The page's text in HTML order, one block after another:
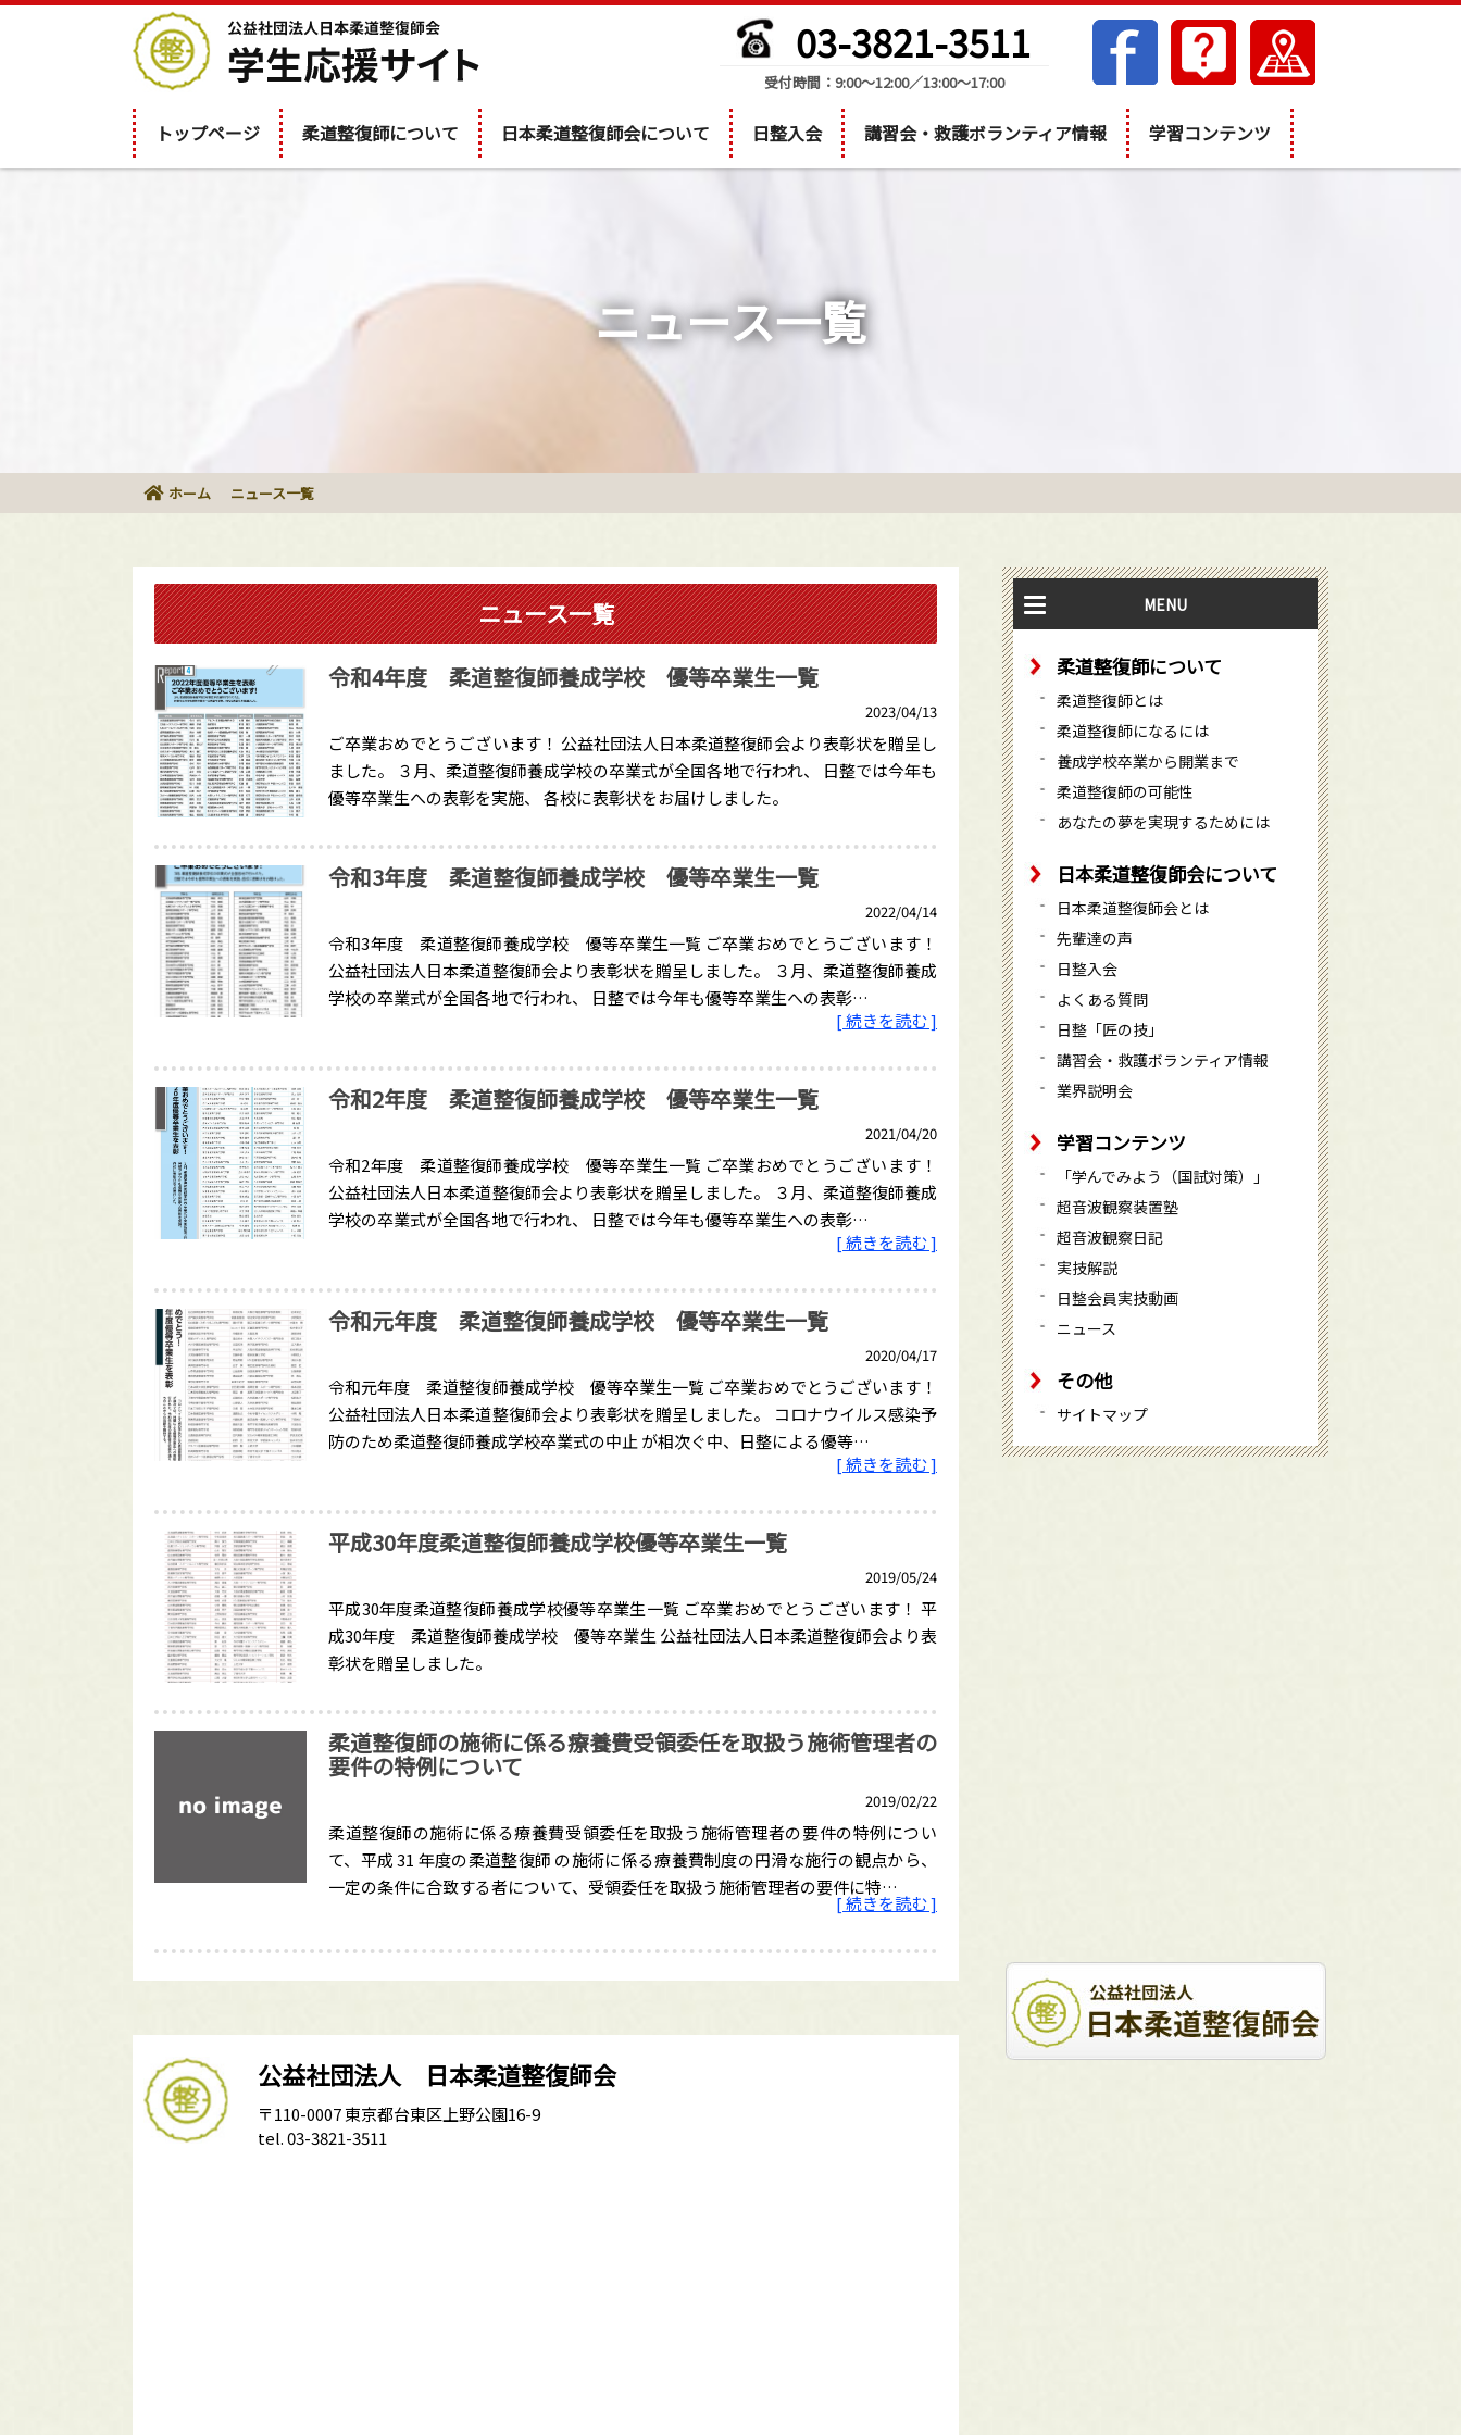
03-3821-3511
受付時間：9:00～12:00／13:00～17:00
トップページ 柔道整復師について 日本柔道整復師会について 日整入会 講習会・救護ボランティア情報 学習コンテンツ
ニュース一覧
ホーム ニュース一覧
ニュース一覧
令和4年度 柔道整復師養成学校 優等卒業生一覧
2023/04/13
ご卒業おめでとうございます！ 公益社団法人日本柔道整復師会より表彰状を贈呈し
ました。 ３月、柔道整復師養成学校の卒業式が全国各地で行われ、 日整では今年も
優等卒業生への表彰を実施、 各校に表彰状をお届けしました。
令和3年度 柔道整復師養成学校 優等卒業生一覧
2022/04/14
令和3年度 柔道整復師養成学校 優等卒業生一覧 ご卒業おめでとうございます！
公益社団法人日本柔道整復師会より表彰状を贈呈しました。 ３月、柔道整復師養成
学校の卒業式が全国各地で行われ、 日整では今年も優等卒業生への表彰…
[ 続きを読む ]
令和2年度 柔道整復師養成学校 優等卒業生一覧
2021/04/20
令和2年度 柔道整復師養成学校 優等卒業生一覧 ご卒業おめでとうございます！
公益社団法人日本柔道整復師会より表彰状を贈呈しました。 ３月、柔道整復師養成
学校の卒業式が全国各地で行われ、 日整では今年も優等卒業生への表彰…
[ 続きを読む ]
令和元年度 柔道整復師養成学校 優等卒業生一覧
2020/04/17
令和元年度 柔道整復師養成学校 優等卒業生一覧 ご卒業おめでとうございます！
公益社団法人日本柔道整復師会より表彰状を贈呈しました。 コロナウイルス感染予
防のため柔道整復師養成学校卒業式の中止 が相次ぐ中、日整による優等…
[ 続きを読む ]
平成30年度柔道整復師養成学校優等卒業生一覧
2019/05/24
平成30年度柔道整復師養成学校優等卒業生一覧 ご卒業おめでとうございます！ 平
成30年度 柔道整復師養成学校 優等卒業生 公益社団法人日本柔道整復師会より表
彰状を贈呈しました。
柔道整復師の施術に係る療養費受領委任を取扱う施術管理者の
要件の特例について
2019/02/22
柔道整復師の施術に係る療養費受領委任を取扱う施術管理者の要件の特例につい
て、平成 31 年度の柔道整復師 の施術に係る療養費制度の円滑な施行の観点から、
一定の条件に合致する者について、受領委任を取扱う施術管理者の要件に特…
[ 続きを読む ]
公益社団法人 日本柔道整復師会
〒110-0007 東京都台東区上野公園16-9
tel. 03-3821-3511
MENU
柔道整復師について
柔道整復師とは
柔道整復師になるには
養成学校卒業から開業まで
柔道整復師の可能性
あなたの夢を実現するためには
日本柔道整復師会について
日本柔道整復師会とは
先輩達の声
日整入会
よくある質問
日整「匠の技」
講習会・救護ボランティア情報
業界説明会
学習コンテンツ
「学んでみよう（国試対策）」
超音波観察装置塾
超音波観察日記
実技解説
日整会員実技動画
ニュース
その他
サイトマップ